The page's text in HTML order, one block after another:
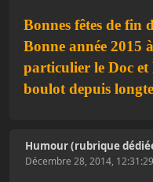
Bonnes fêtes de fin
Bonne année 2015
particulier le Doc
boulot depuis
Humour (rubrique
Décembre 28, 2014,